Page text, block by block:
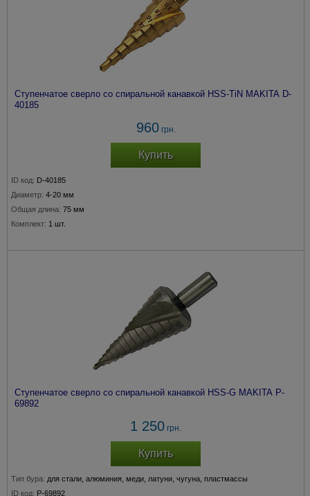
Ступенчатое сверло со спиральной канавкой HSS-TiN MAKITA D-
40185
960грн.
Купить
ID код: D-40185
Диаметр: 4-20 мм
Общая длина: 75 мм
Комплект: 1 шт.
Ступенчатое сверло со спиральной канавкой HSS-G MAKITA P-
69892
1 250 грн.
Купить
Тип бура: для стали, алюминия, меди, латуни, чугуна, пластмассы
ID код: P-69892